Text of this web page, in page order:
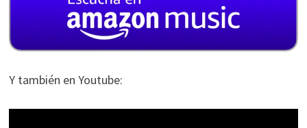
Y también en Youtube: